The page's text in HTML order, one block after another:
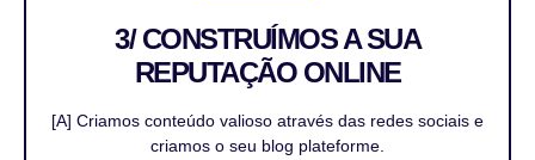
3/ CONSTRUÍMOS A SUA
REPUTAÇÃO ONLINE
[A] Criamos conteúdo valioso através das redes sociais e
criamos o seu blog plateforme.